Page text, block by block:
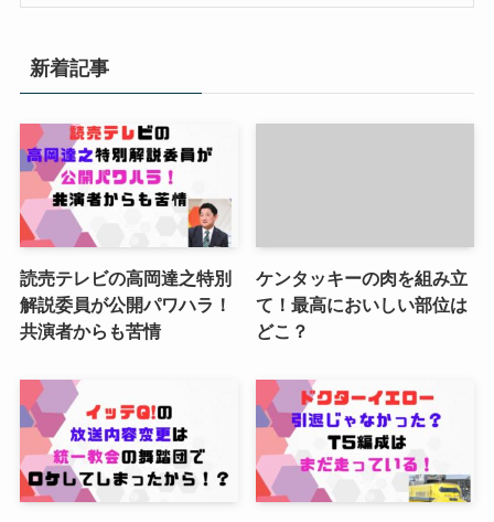
新着記事
読売テレビの高岡達之特別
解説委員が公開パワハラ！
共演者からも苦情
ケンタッキーの肉を組み立
て！最高においしい部位は
どこ？